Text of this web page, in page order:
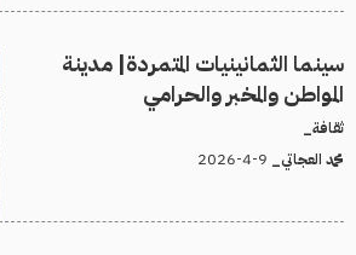
سينما الثمانينيات المتمردة| مدينة
المواطن والمخبر والحرامي
ثقافة_
محمد العجاتي_